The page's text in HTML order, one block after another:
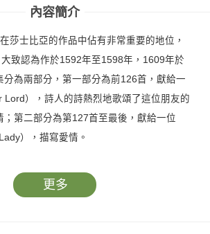
內容簡介
莎士比亞的作品中佔有非常重要的地位，
致認為作於1592年至1598年，1609年於
分為兩部分，第一部分為前126首，獻給一
Lord），詩人的詩熱烈地歌頌了這位朋友的
；第二部分為第127首至最後，獻給一位
），描寫愛情。
更多